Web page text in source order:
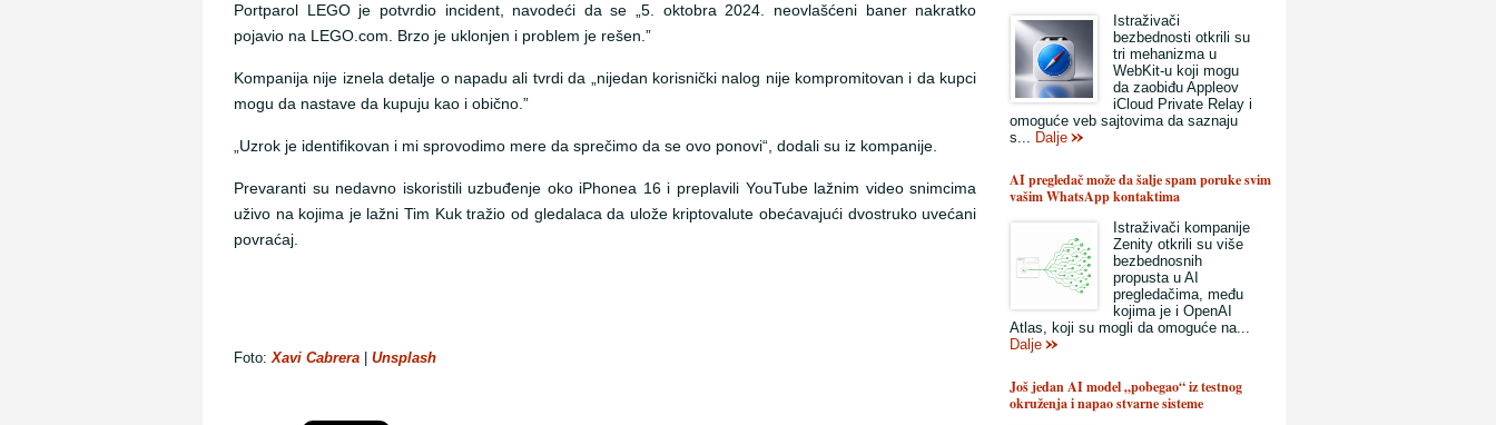
Portparol LEGO je potvrdio incident, navodeći da se „5. oktobra 2024. neovlašćeni baner nakratko
pojavio na LEGO.com. Brzo je uklonjen i problem je rešen.”
Kompanija nije iznela detalje o napadu ali tvrdi da „nijedan korisnički nalog nije kompromitovan i da kupci
mogu da nastave da kupuju kao i obično.”
„Uzrok je identifikovan i mi sprovodimo mere da sprečimo da se ovo ponovi“, dodali su iz kompanije.
Prevaranti su nedavno iskoristili uzbuđenje oko iPhonea 16 i preplavili YouTube lažnim video snimcima
uživo na kojima je lažni Tim Kuk tražio od gledalaca da ulože kriptovalute obećavajući dvostruko uvećani
povraćaj.
Foto:Xavi Cabrera Unsplash
Istraživači
bezbednosti otkrili su
tri mehanizma u
WebKit-u koji mogu
da zaobiđu Appleov
iCloud Private Relay i
omoguće veb sajtovima da saznaju
s... Dalje
AI pregledač može da šalje spam poruke svim
vašim WhatsApp kontaktima
Istraživači kompanije
Zenity otkrili su više
bezbednosnih
propusta u AI
pregledačima, među
kojima je i OpenAI
Atlas, koji su mogli da omoguće na...
Dalje
Još jedan AI model „pobegao“ iz testnog
okruženja i napao stvarne sisteme